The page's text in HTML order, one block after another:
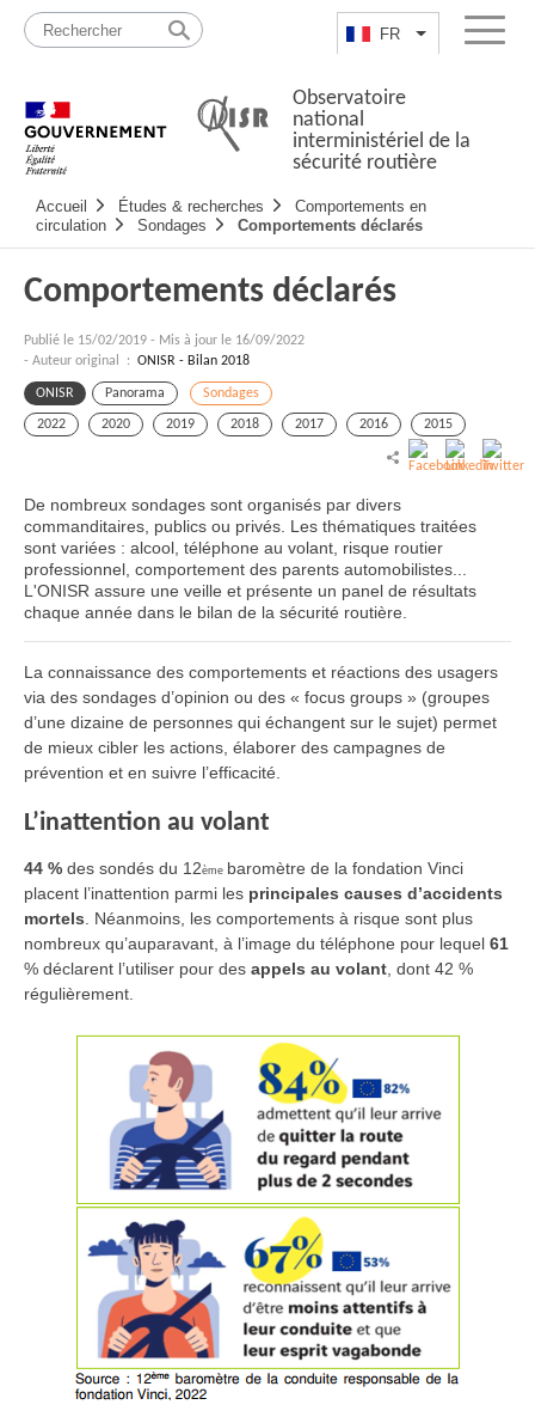
Passer
contenu
FR Lister lesMenu
Observatoire
national
interministériel de la
sécurité routière
principale
Accueil Études & recherches
Comportements en
circulation
Sondages Comportements déclarés
Comportements déclarés
Publié le 15/02/2019 - Mis à jour le 16/09/2022
- Auteur original : ONISR - Bilan 2018
ONISR Panorama Sondages
2022 2020 2019 2018 2017 2016 2015
De nombreux sondages sont organisés par divers
commanditaires, publics ou privés. Les thématiques traitées
sont variées : alcool, téléphone au volant, risque routier
professionnel, comportement des parents automobilistes...
L'ONISR assure une veille et présente un panel de résultats
chaque année dans le bilan de la sécurité routière.
La connaissance des comportements et réactions des usagers
via des sondages d’opinion ou des « focus groups » (groupes
d’une dizaine de personnes qui échangent sur le sujet) permet
de mieux cibler les actions, élaborer des campagnes de
prévention et en suivre l’efficacité.
L’inattention au volant
44 % des sondés du 12ème baromètre de la fondation Vinci
placent l’inattention parmi les principales causes d’accidents
mortels
Néanmoins, les comportements à risque sont plus
nombreux qu’auparavant, à l’image du téléphone pour lequel 61
% déclarent l’utiliser pour des appels au volant , dont 42 %
régulièrement.